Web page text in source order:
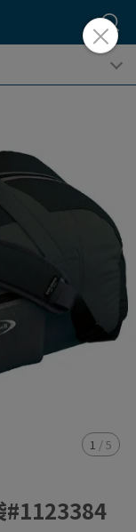
1 /5
#1123384